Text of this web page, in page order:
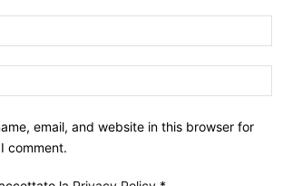
email, and website in this browser for
comment.